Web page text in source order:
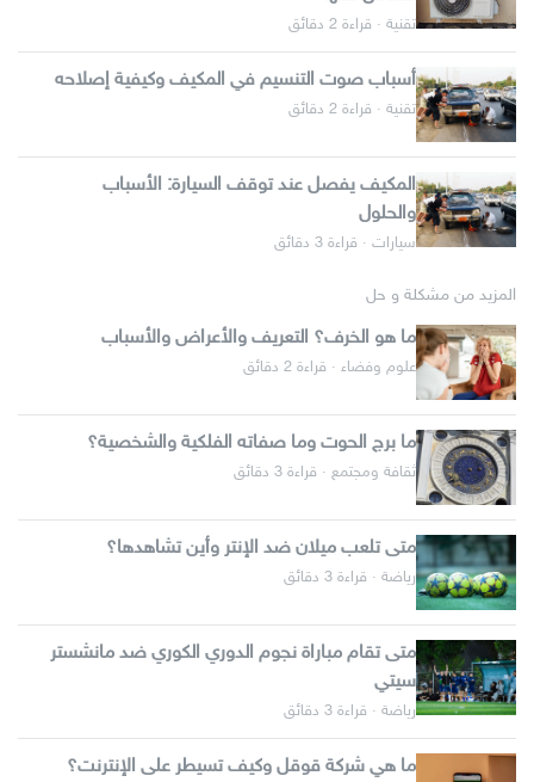
تقنية · قراءة 2 دقائق
أسباب صوت التنسيم في المكيف وكيفية إصلاحه
تقنية · قراءة 2 دقائق
المكيف يفصل عند توقف السيارة: الأسباب
والحلول
سيارات · قراءة 3 دقائق
المزيد من مشكلة و حل
ما هو الخرف؟ التعريف والأعراض والأسباب
علوم وفضاء · قراءة 2 دقائق
ما برج الحوت وما صفاته الفلكية والشخصية؟
ثقافة ومجتمع · قراءة 3 دقائق
متى تلعب ميلان ضد الإنتر وأين تشاهدها؟
رياضة · قراءة 3 دقائق
متى تقام مباراة نجوم الدوري الكوري ضد مانشستر
سيتي
رياضة · قراءة 3 دقائق
ما هي شركة قوقل وكيف تسيطر على الإنترنت؟